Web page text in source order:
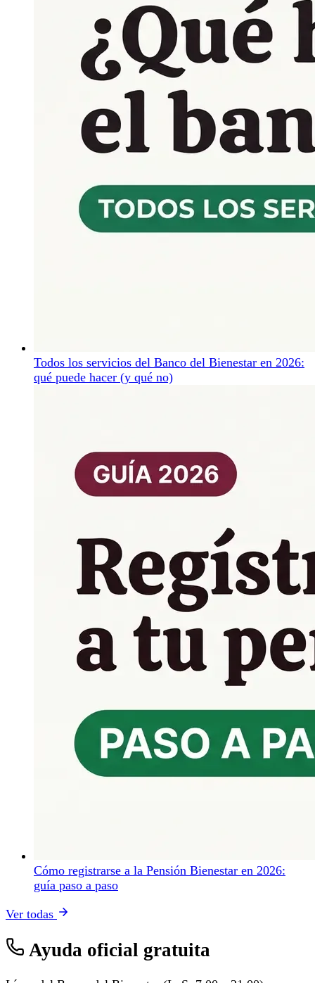
Todos los servicios del Banco del Bienestar en 2026:
qué puede hacer (y qué no)
Cómo registrarse a la Pensión Bienestar en 2026:
guía paso a paso
Ver todas
Ayuda oficial gratuita